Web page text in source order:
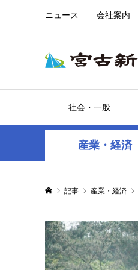
ニュース 会社案内
社会・一般
産業・経済
記事 産業・経済